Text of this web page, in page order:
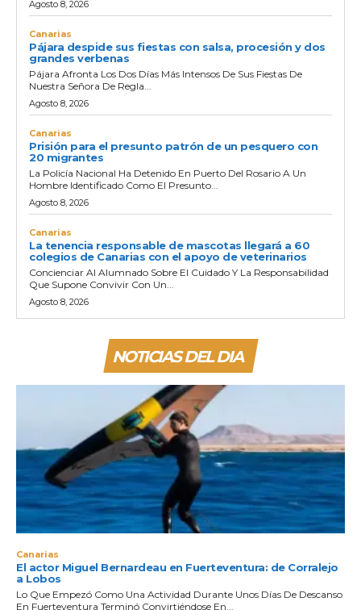
Agosto 8, 2026
Canarias
Pájara despide sus fiestas con salsa, procesión y dos
grandes verbenas
Pájara Afronta Los Dos Días Más Intensos De Sus Fiestas De
Nuestra Señora De Regla...
Agosto 8, 2026
Canarias
Prisión para el presunto patrón de un pesquero con
20 migrantes
La Policía Nacional Ha Detenido En Puerto Del Rosario A Un
Hombre Identificado Como El Presunto...
Agosto 8, 2026
Canarias
La tenencia responsable de mascotas llegará a 60
colegios de Canarias con el apoyo de veterinarios
Concienciar Al Alumnado Sobre El Cuidado Y La Responsabilidad
Que Supone Convivir Con Un...
Agosto 8, 2026
NOTICIAS DEL DIA
Canarias
El actor Miguel Bernardeau en Fuerteventura: de Corralejo
a Lobos
Lo Que Empezó Como Una Actividad Durante Unos Días De Descanso
En Fuerteventura Terminó Convirtiéndose En...